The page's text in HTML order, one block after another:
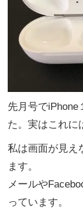
先月号でiPhone
た。実はこれに
私は画面が見え
ます。
メールや
っています。